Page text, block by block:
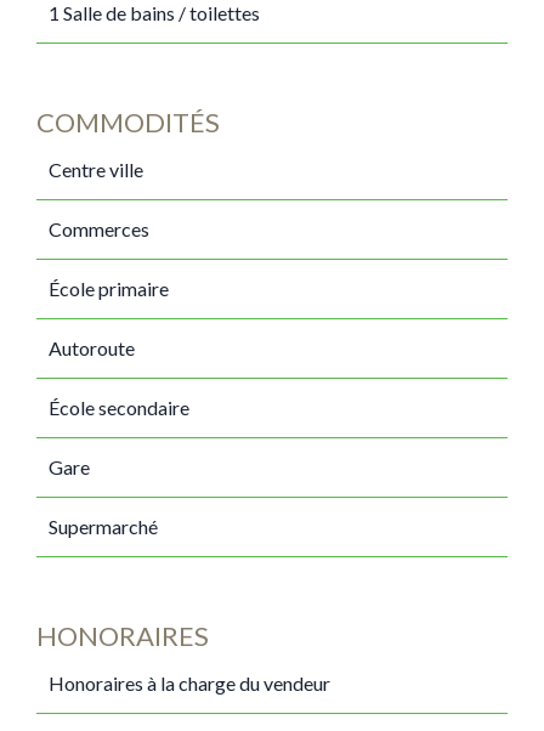
1 Salle de bains / toilettes
COMMODITÉS
Centre ville
Commerces
École primaire
Autoroute
École secondaire
Gare
Supermarché
HONORAIRES
Honoraires à la charge du vendeur